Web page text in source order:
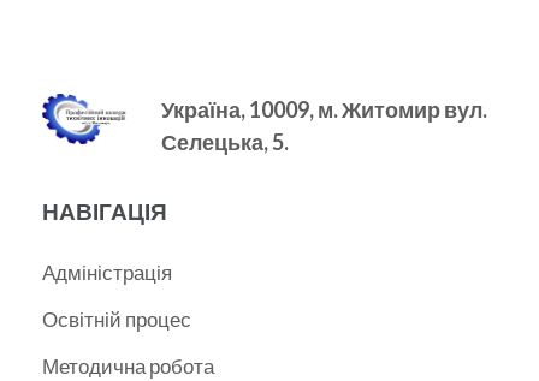
Україна, 10009, м.Житомир вул.
Селецька, 5.
НАВІГАЦІЯ
Адміністрація
Освітній процес
Методична робота